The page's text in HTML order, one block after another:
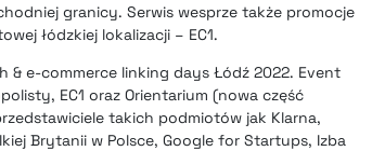
granicy. Serwis wesprze także promocje
łódzkiej lokalizacji – EC1.
e-commerce linking days Łódź 2022. Event
EC1 oraz Orientarium (nowa część
takich podmiotów jak Klarna,
Brytanii w Polsce, Google for Startups, Izba